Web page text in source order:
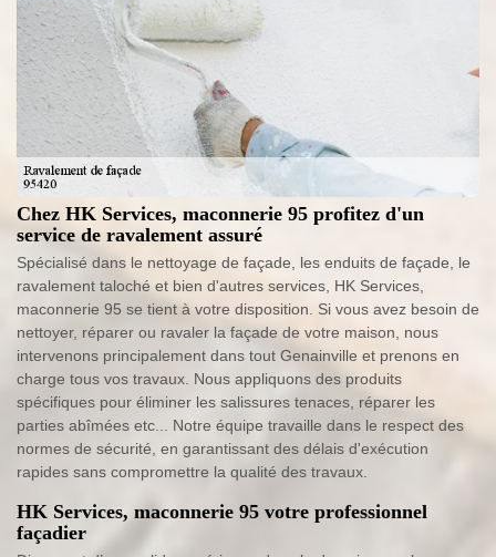
Chez HK Services, maconnerie 95 profitez d'un
service de ravalement assuré
Spécialisé dans le nettoyage de façade, les enduits de façade, le
ravalement taloché et bien d'autres services, HK Services,
maconnerie 95 se tient à votre disposition. Si vous avez besoin de
nettoyer, réparer ou ravaler la façade de votre maison, nous
intervenons principalement dans tout Genainville et prenons en
charge tous vos travaux. Nous appliquons des produits
spécifiques pour éliminer les salissures tenaces, réparer les
parties abîmées etc... Notre équipe travaille dans le respect des
normes de sécurité, en garantissant des délais d'exécution
rapides sans compromettre la qualité des travaux.
HK Services, maconnerie 95 votre professionnel
façadier